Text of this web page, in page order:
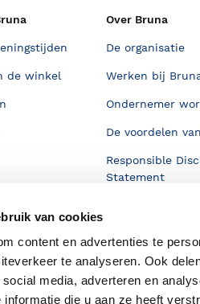
van cookies
content en advertenties te
te analyseren. Ook
media, adverteren en
informatie die u aan ze heeft
de winkel
Over Bruna
De organisatie
Werken bij
Ondernemer
De voordelen
Responsible
Statement